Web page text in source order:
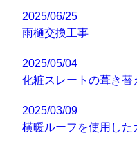
2025/06/25
雨樋交換工事
2025/05/04
化粧スレートの葺き替
2025/03/09
横暖ルーフを使用し